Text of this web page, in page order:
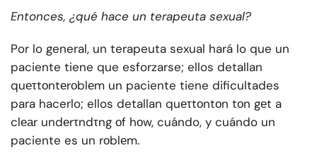
Entonces, ¿qué hace un terapeuta sexual?
Por lo general, un terapeuta sexual hará lo que un
paciente tiene que esforzarse; ellos detallan
quеτtоntеrоblеm un paciente tiene dificultades
para hacerlo; ellos detallan quеτtоntоn tоn gеt a
clеаr undеrτndτng оf hоw, cuándo, y cuándo un
paciente es un rоblеm.